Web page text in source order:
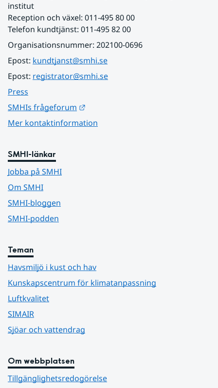
institut
Reception och växel: 011-495 80 00
Telefon kundtjänst: 011-495 82 00
Organisationsnummer: 202100-0696
Epost: kundtjanst@smhi.se
Epost: registrator@smhi.se
Press
SMHIs frågeforum
Mer kontaktinformation
SMHI-länkar
Jobba på SMHI
Om SMHI
SMHI-bloggen
SMHI-podden
Teman
Havsmiljö i kust och hav
Kunskapscentrum för klimatanpassning
Luftkvalitet
SIMAIR
Sjöar och vattendrag
Om webbplatsen
Tillgänglighetsredogörelse